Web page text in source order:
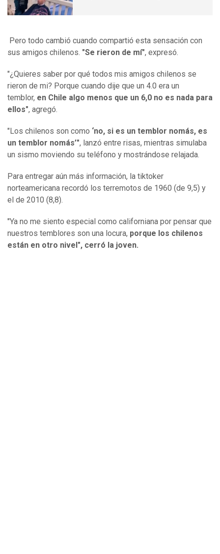
Pero todo cambió cuando compartió esta sensación con
sus amigos chilenos. "Se rieron de mí", expresó.
"¿Quieres saber por qué todos mis amigos chilenos se
rieron de mi? Porque cuando dije que un 4.0 era un
temblor, en Chile algo menos que un 6,0 no es nada para
ellos", agregó.
"Los chilenos son como ‘no, si es un temblor nomás, es
un temblor nomás’", lanzó entre risas, mientras simulaba
un sismo moviendo su teléfono y mostrándose relajada.
Para entregar aún más información, la tiktoker
norteamericana recordó los terremotos de 1960 (de 9,5) y
el de 2010 (8,8).
"Ya no me siento especial como californiana por pensar que
nuestros temblores son una locura, porque los chilenos
están en otro nivel", cerró la joven.